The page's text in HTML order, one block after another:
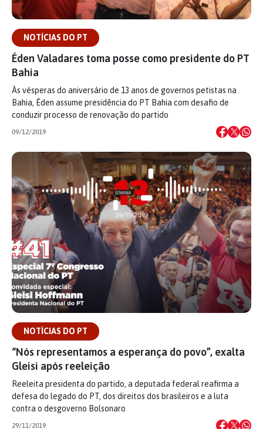
NOTÍCIAS DO PT
Éden Valadares toma posse como presidente do PT
Bahia
Às vésperas do aniversário de 13 anos de governos petistas na
Bahia, Éden assume presidência do PT Bahia com desafio de
conduzir processo de renovação do partido
09/12/2019
NOTÍCIAS DO PT
“Nós representamos a esperança do povo”, exalta
Gleisi após reeleição
Reeleita presidenta do partido, a deputada federal reafirma a
defesa do legado do PT, dos direitos dos brasileiros e a luta
contra o desgoverno Bolsonaro
29/11/2019